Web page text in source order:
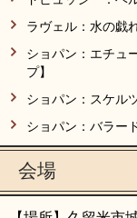
ラヴェル：水の戯
ショパン：エチュ
プ】
ショパン：スケル
ショパン：バラ
会場